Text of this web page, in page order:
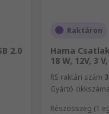
2.0
Raktáron
Hama
18 W, 12V, 3
RS raktári szám
Gyártó cikkszáma
Részösszeg (1